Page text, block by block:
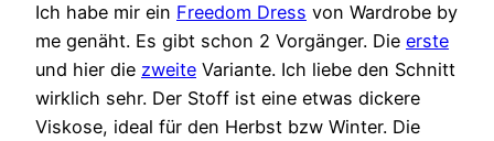
Ich habe mir ein Freedom Dress von Wardrobe by
me genäht. Es gibt schon 2 Vorgänger. Die erste
und hier die zweite Variante. Ich liebe den Schnitt
wirklich sehr. Der Stoff ist eine etwas dickere
Viskose, ideal für den Herbst bzw Winter. Die